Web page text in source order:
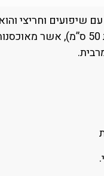
שיפועים וחריצי והוא